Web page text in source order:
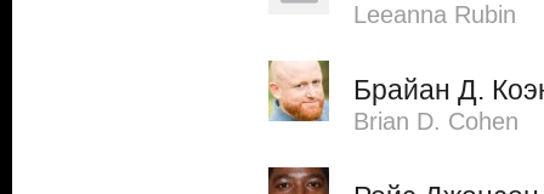
Leeanna Rubin
Брайан Д.
Brian D. Cohen